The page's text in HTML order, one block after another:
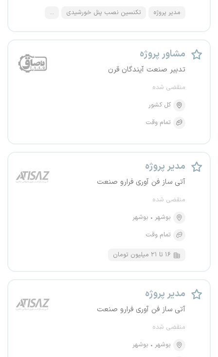
مدیر پروژه تکنسین نصب پنل خورشیدی ...
مشاور پروژه
تدبیر صنعت آیندگان قرن
منقضی شده
کل کشور
تمام وقت
مدیر پروژه
آتی ساز فن آوری فرارو صنعت
منقضی شده
بوشهر
بوشهر
تمام وقت
۱۶ تا ۲۱ میلیون تومان
مدیر پروژه
آتی ساز فن آوری فرارو صنعت
منقضی شده
بوشهر
بوشهر